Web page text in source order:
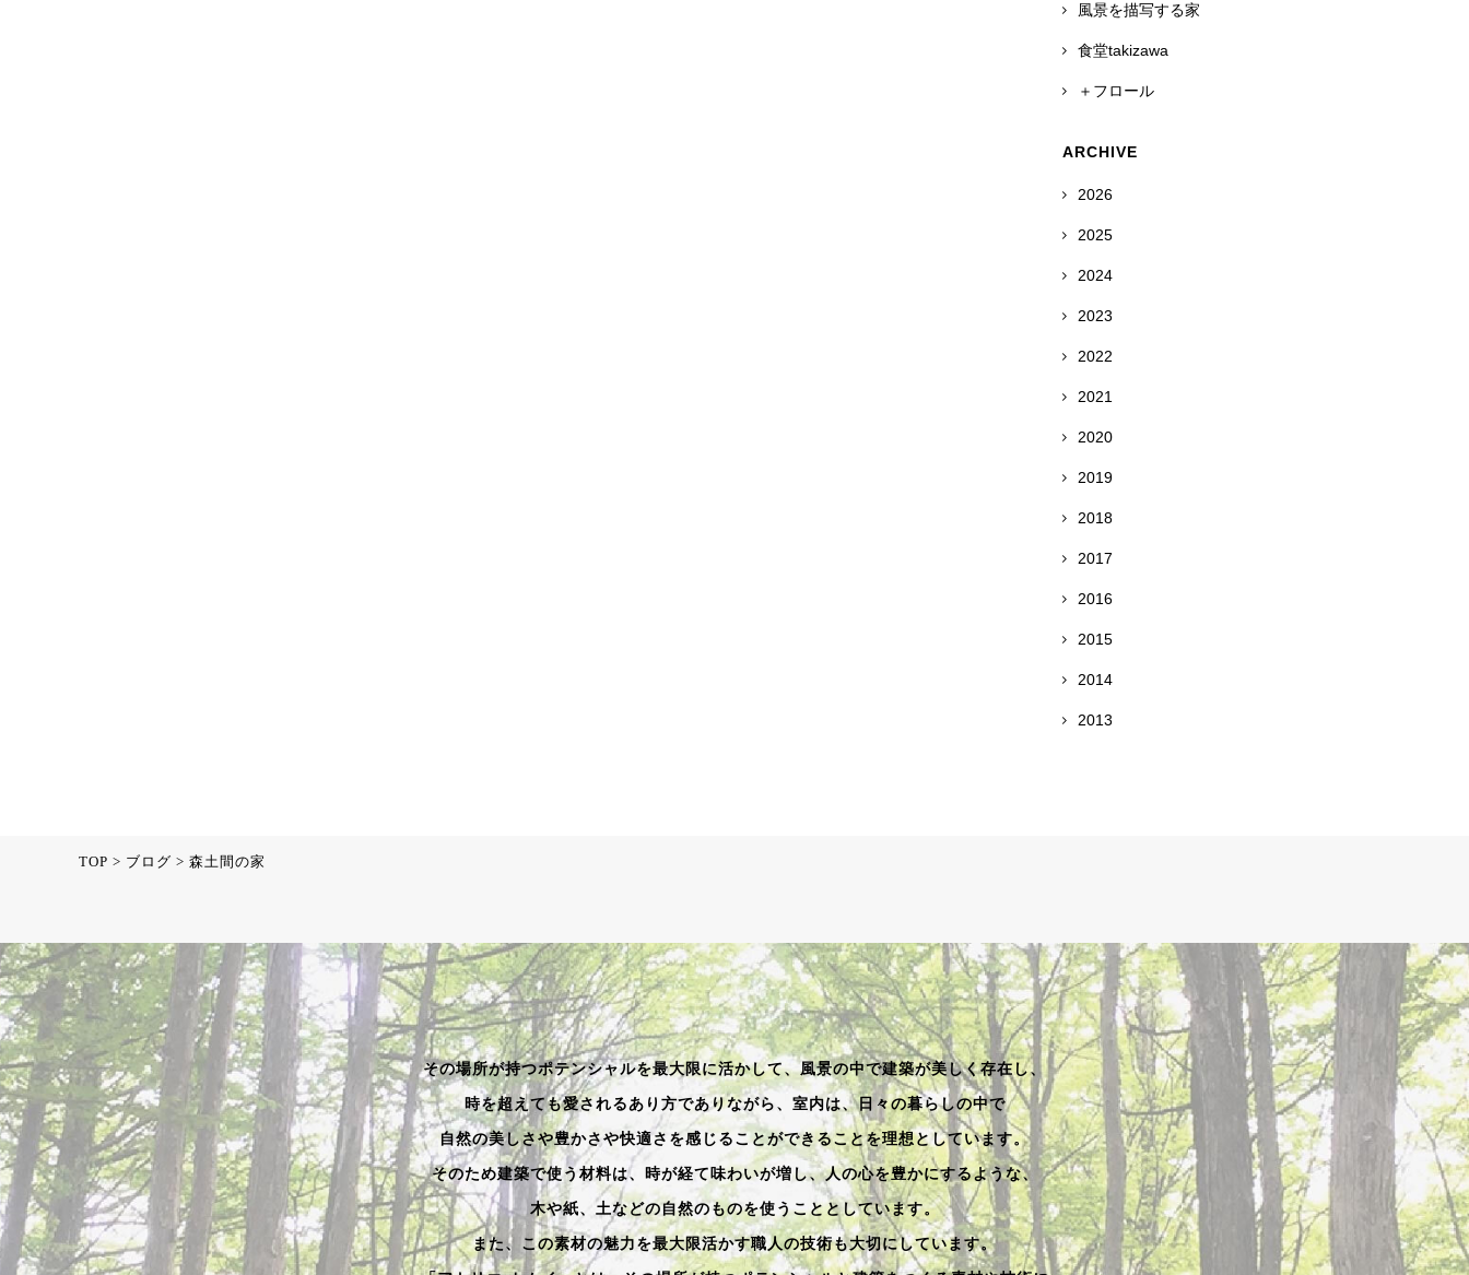
風景を描写する家
食堂takizawa
＋フロール
ARCHIVE
2026
2025
2024
2023
2022
2021
2020
2019
2018
2017
2016
2015
2014
2013
TOP > ブログ > 森土間の家
その場所が持つポテンシャルを最大限に活かして、風景の中で建築が美しく存在し、
時を超えても愛されるあり方でありながら、室内は、日々の暮らしの中で
自然の美しさや豊かさや快適さを感じることができることを理想としています。
そのため建築で使う材料は、時が経て味わいが増し、人の心を豊かにするような、
木や紙、土などの自然のものを使うこととしています。
また、この素材の魅力を最大限活かす職人の技術も大切にしています。